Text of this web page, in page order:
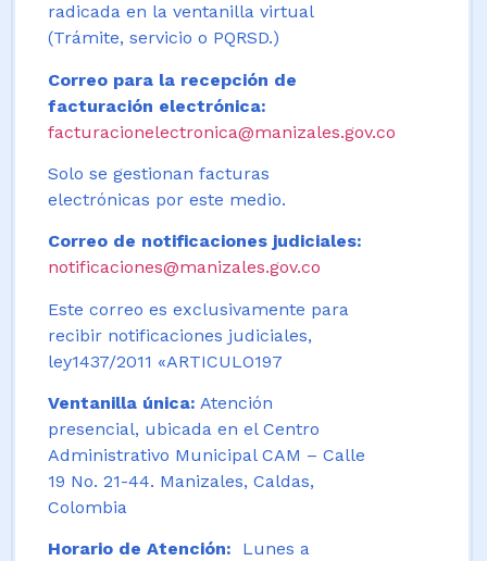
radicada en la ventanilla virtual
(Trámite, servicio o PQRSD.)
Correo para la recepción de
facturación electrónica:
facturacionelectronica@manizales.gov.co
Solo se gestionan facturas
electrónicas por este medio.
Correo de notificaciones judiciales:
notificaciones@manizales.gov.co
Este correo es exclusivamente para
recibir notificaciones judiciales,
ley1437/2011 «ARTICULO197
Ventanilla única: Atención
presencial, ubicada en el Centro
Administrativo Municipal CAM – Calle
19 No. 21-44. Manizales, Caldas,
Colombia
Horario de Atención:
Lunes a